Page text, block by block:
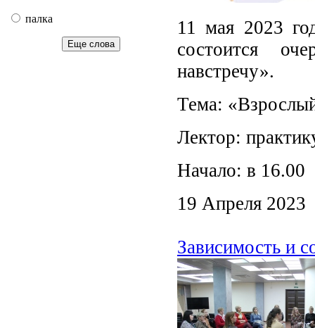
палка
Еще слова
11 мая 2023
состоится
навстречу».
Тема:
Лектор:
Начало: в 16.00
19 Апреля 2023
Зависимость и